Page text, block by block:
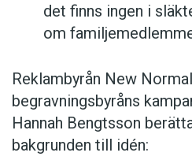
det finns ingen i
om
Reklambyrån New
begravningsbyråns
Hannah Bengtsson
bakgrunden till idén: